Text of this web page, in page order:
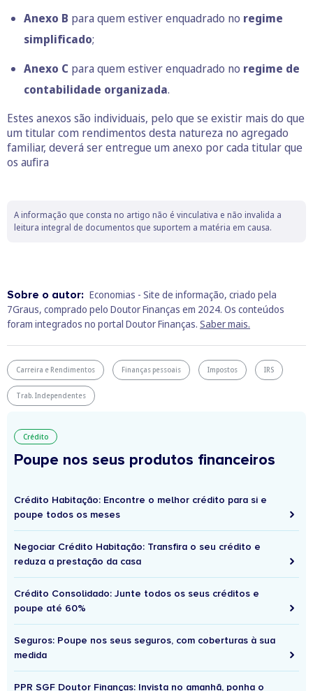
Anexo B para quem estiver enquadrado no regime
simplificado;
Anexo C para quem estiver enquadrado no regime de
contabilidade organizada.
Estes anexos são individuais, pelo que se existir mais do que
um titular com rendimentos desta natureza no agregado
familiar, deverá ser entregue um anexo por cada titular que
os aufira
A informação que consta no artigo não é vinculativa e não invalida a
leitura integral de documentos que suportem a matéria em causa.
Sobre o autor: Economias - Site de informação, criado pela
7Graus, comprado pelo Doutor Finanças em 2024. Os conteúdos
foram integrados no portal Doutor Finanças. Saber mais.
Carreira e Rendimentos Finanças pessoais Impostos IRS
Trab. Independentes
Crédito
Poupe nos seus produtos financeiros
Crédito Habitação: Encontre o melhor crédito para si e
poupe todos os meses
Negociar Crédito Habitação: Transfira o seu crédito e
reduza a prestação da casa
Crédito Consolidado: Junte todos os seus créditos e
poupe até 60%
Seguros: Poupe nos seus seguros, com coberturas à sua
medida
PPR SGF Doutor Finanças: Invista no amanhã, ponha o